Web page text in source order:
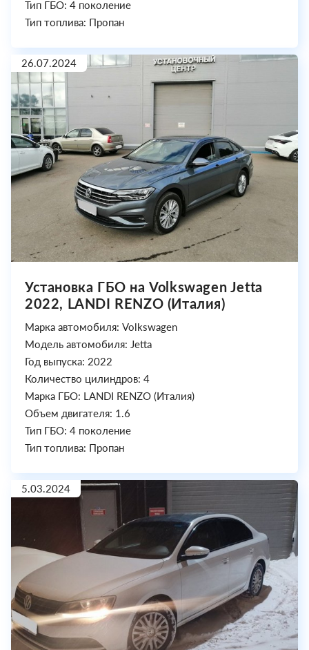
Тип ГБО: 4 поколение
Тип топлива: Пропан
26.07.2024
Установка ГБО на Volkswagen Jetta
2022, LANDI RENZO (Италия)
Марка автомобиля: Volkswagen
Модель автомобиля: Jetta
Год выпуска: 2022
Количество цилиндров: 4
Марка ГБО: LANDI RENZO (Италия)
Объем двигателя: 1.6
Тип ГБО: 4 поколение
Тип топлива: Пропан
5.03.2024